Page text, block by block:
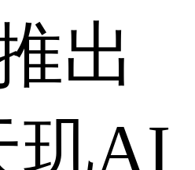
出
玑AI